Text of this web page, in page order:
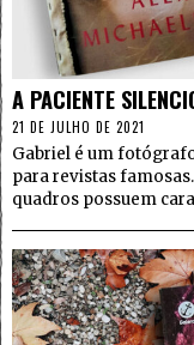
A PACIENTE
21 DE JULHO DE 2021
Gabriel é um
para revistas
quadros possuem